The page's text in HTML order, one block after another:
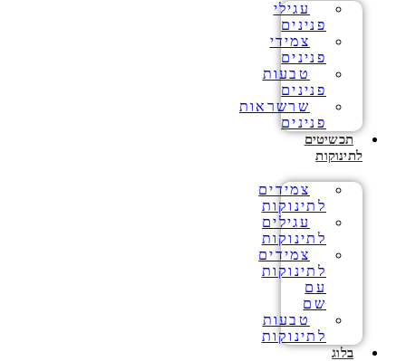
עגילי
פנינים
צמידי
פנינים
טבעות
פנינים
שרשראות
פנינים
תכשיטים
לתינוקות
צמידים
לתינוקות
עגילים
לתינוקות
צמידים
לתינוקות
עם
שם
טבעות
לתינוקות
בלוג